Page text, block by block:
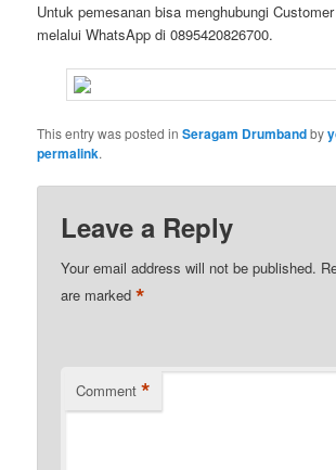
Untuk pemesanan bisa menghubungi
melalui WhatsApp di 0895420826700.
This entry was posted inSeragam Drumbandby
permalink.
Leave a Reply
Your email address will not be published.
are marked*
Comment *